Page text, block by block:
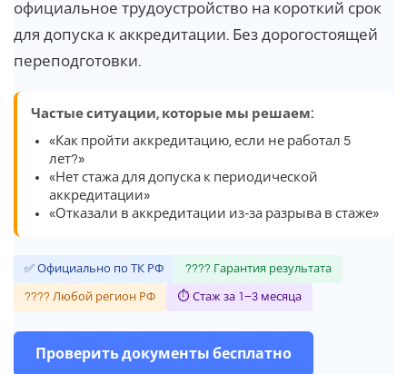
официальное трудоустройство на короткий срок
для допуска к аккредитации. Без дорогостоящей
переподготовки.
Частые ситуации, которые мы решаем:
«Как пройти аккредитацию, если не работал 5
лет?»
«Нет стажа для допуска к периодической
аккредитации»
«Отказали в аккредитации из-за разрыва в стаже»
✅ Официально по ТК РФ ???? Гарантия результата
???? Любой регион РФ ⏱ Стаж за 1–3 месяца
Проверить документы бесплатно